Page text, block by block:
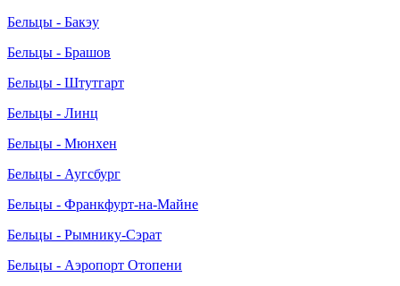
Бельцы - Бакэу
Бельцы - Брашов
Бельцы - Штутгарт
Бельцы - Линц
Бельцы - Мюнхен
Бельцы - Аугсбург
Бельцы - Франкфурт-на-Майне
Бельцы - Рымнику-Сэрат
Бельцы - Аэропорт Отопени